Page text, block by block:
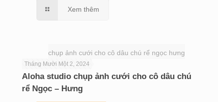
Xem thêm
chụp ảnh cưới cho cô dâu chú rể ngọc hưng
Tháng Mười Một 2, 2024
Aloha studio chụp ảnh cưới cho cô dâu chú
rể Ngọc – Hưng